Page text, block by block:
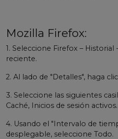
Mozilla Firefox:
1. Seleccione Firefox –
reciente.
2. Al lado de "Detalles", haga
3. Seleccione las siguientes
Caché, Inicios de sesión activos.
4. Usando el "Intervalo de
desplegable, seleccione Todo.